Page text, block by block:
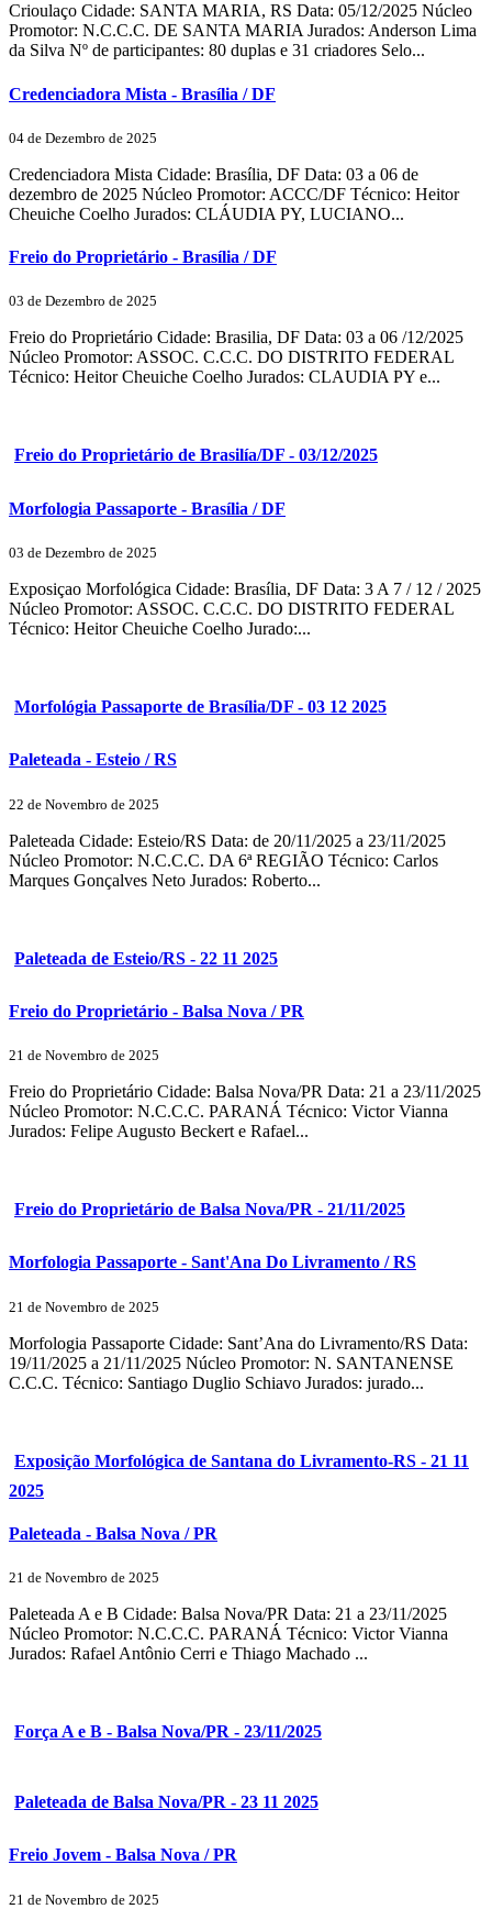
Crioulaço Cidade: SANTA MARIA, RS Data: 05/12/2025 Núcleo
Promotor: N.C.C.C. DE SANTA MARIA Jurados: Anderson Lima
da Silva Nº de participantes: 80 duplas e 31 criadores Selo...
Credenciadora Mista - Brasília / DF
04 de Dezembro de 2025
Credenciadora Mista Cidade: Brasília, DF Data: 03 a 06 de
dezembro de 2025 Núcleo Promotor: ACCC/DF Técnico: Heitor
Cheuiche Coelho Jurados: CLÁUDIA PY, LUCIANO...
Freio do Proprietário - Brasília / DF
03 de Dezembro de 2025
Freio do Proprietário Cidade: Brasilia, DF Data: 03 a 06 /12/2025
Núcleo Promotor: ASSOC. C.C.C. DO DISTRITO FEDERAL
Técnico: Heitor Cheuiche Coelho Jurados: CLAUDIA PY e...
Freio do Proprietário de Brasilía/DF - 03/12/2025
Morfologia Passaporte - Brasília / DF
03 de Dezembro de 2025
Exposiçao Morfológica Cidade: Brasília, DF Data: 3 A 7 / 12 / 2025
Núcleo Promotor: ASSOC. C.C.C. DO DISTRITO FEDERAL
Técnico: Heitor Cheuiche Coelho Jurado:...
Morfológia Passaporte de Brasília/DF - 03 12 2025
Paleteada - Esteio / RS
22 de Novembro de 2025
Paleteada Cidade: Esteio/RS Data: de 20/11/2025 a 23/11/2025
Núcleo Promotor: N.C.C.C. DA 6ª REGIÃO Técnico: Carlos
Marques Gonçalves Neto Jurados: Roberto...
Paleteada de Esteio/RS - 22 11 2025
Freio do Proprietário - Balsa Nova / PR
21 de Novembro de 2025
Freio do Proprietário Cidade: Balsa Nova/PR Data: 21 a 23/11/2025
Núcleo Promotor: N.C.C.C. PARANÁ Técnico: Victor Vianna
Jurados: Felipe Augusto Beckert e Rafael...
Freio do Proprietário de Balsa Nova/PR - 21/11/2025
Morfologia Passaporte - Sant'Ana Do Livramento / RS
21 de Novembro de 2025
Morfologia Passaporte Cidade: Sant’Ana do Livramento/RS Data:
19/11/2025 a 21/11/2025 Núcleo Promotor: N. SANTANENSE
C.C.C. Técnico: Santiago Duglio Schiavo Jurados: jurado...
Exposição Morfológica de Santana do Livramento-RS - 21 11
2025
Paleteada - Balsa Nova / PR
21 de Novembro de 2025
Paleteada A e B Cidade: Balsa Nova/PR Data: 21 a 23/11/2025
Núcleo Promotor: N.C.C.C. PARANÁ Técnico: Victor Vianna
Jurados: Rafael Antônio Cerri e Thiago Machado ...
Força A e B - Balsa Nova/PR - 23/11/2025
Paleteada de Balsa Nova/PR - 23 11 2025
Freio Jovem - Balsa Nova / PR
21 de Novembro de 2025